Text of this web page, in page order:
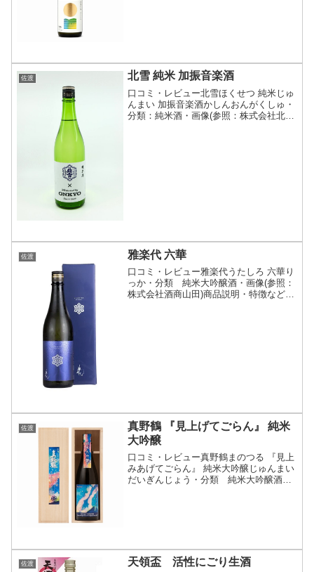
佐渡 北雪 純米 加振音楽酒
口コミ・レビュー北雪ほくせつ 純米じゅ
んまい 加振音楽酒かしんおんがくしゅ・
分類：純米酒・画像(参照：株式会社北雪
佐渡 雅楽代 六華
口コミ・レビュー雅楽代うたしろ 六華り
っか・分類 純米大吟醸酒・画像(参照：
株式会社酒商山田)商品説明・特徴など
佐渡
真野鶴 『見上げてごらん』 純米
大吟醸
口コミ・レビュー真野鶴まのつる 『見上
みあげてごらん』 純米大吟醸じゅんまい
だいぎんじょう・分類 純米大吟醸酒・
佐渡 天領盃 活性にごり生酒